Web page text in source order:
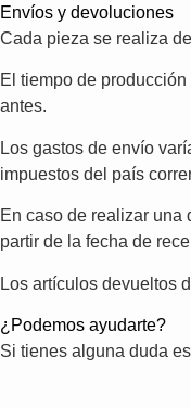
Envíos y devoluciones
Cada pieza se realiza
El tiempo de
antes.
Los gastos de envío
impuestos del país
En caso de realizar una
partir de la fecha de
Los artículos devueltos
¿Podemos ayudarte?
Si tienes alguna duda